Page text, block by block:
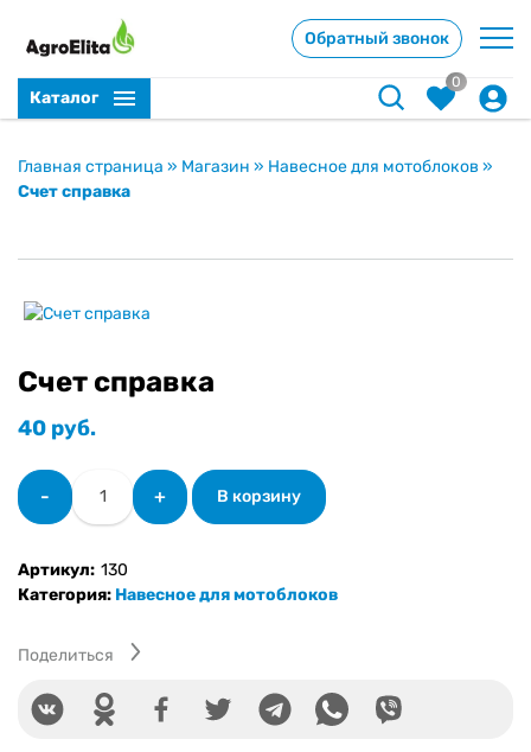
Обратный звонок
Каталог
0
Главная страница » Магазин » Навесное для мотоблоков »
Счет справка
Счет справка
40 руб.
-
Количество
товара
Счет
+ В корзину
Артикул: 130
Категория: Навесное для мотоблоков
Поделиться